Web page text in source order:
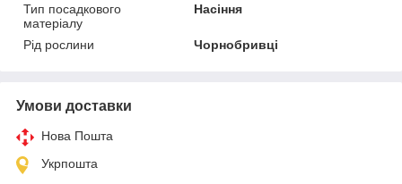
Тип посадкового
матеріалу
Насіння
Рід рослини Чорнобривці
Умови доставки
Нова Пошта
Укрпошта